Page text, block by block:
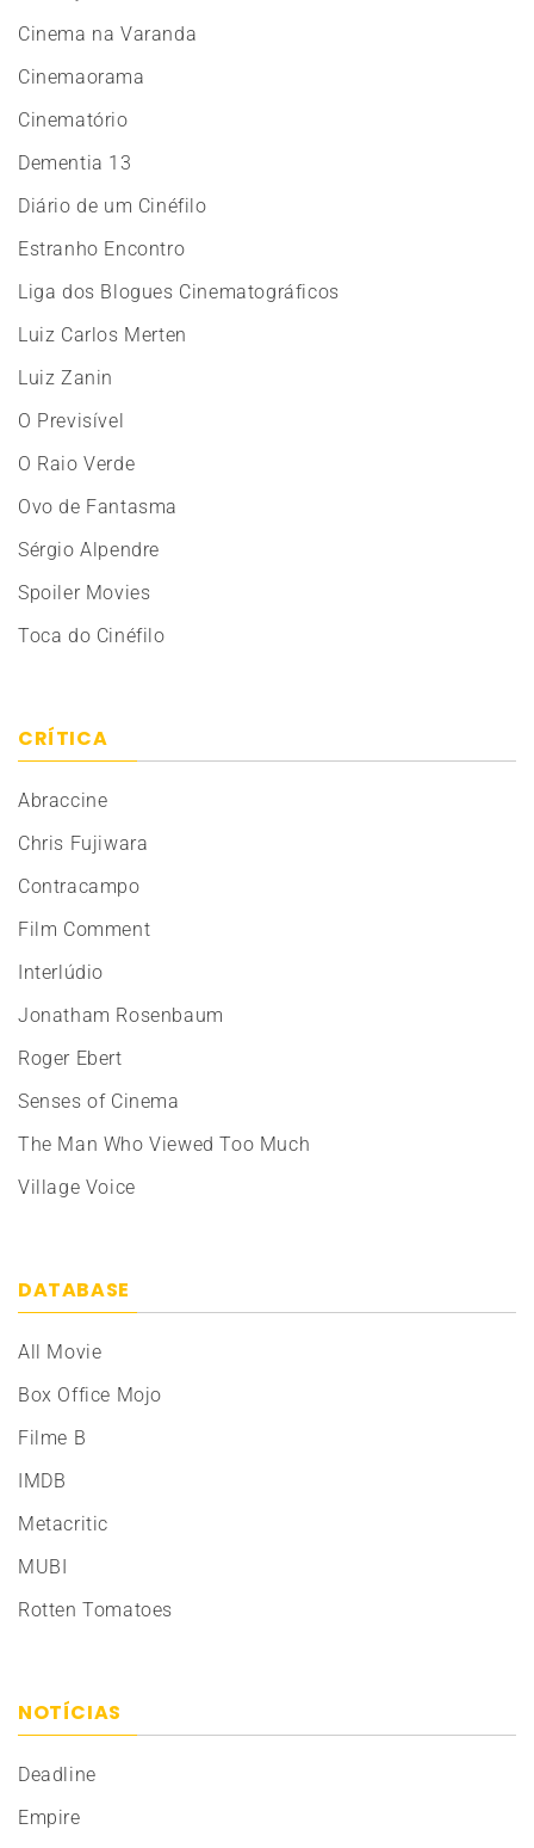
Cinema na Varanda
Cinemaorama
Cinematório
Dementia 13
Diário de um Cinéfilo
Estranho Encontro
Liga dos Blogues Cinematográficos
Luiz Carlos Merten
Luiz Zanin
O Previsível
O Raio Verde
Ovo de Fantasma
Sérgio Alpendre
Spoiler Movies
Toca do Cinéfilo
CRÍTICA
Abraccine
Chris Fujiwara
Contracampo
Film Comment
Interlúdio
Jonatham Rosenbaum
Roger Ebert
Senses of Cinema
The Man Who Viewed Too Much
Village Voice
DATABASE
All Movie
Box Office Mojo
Filme B
IMDB
Metacritic
MUBI
Rotten Tomatoes
NOTÍCIAS
Deadline
Empire